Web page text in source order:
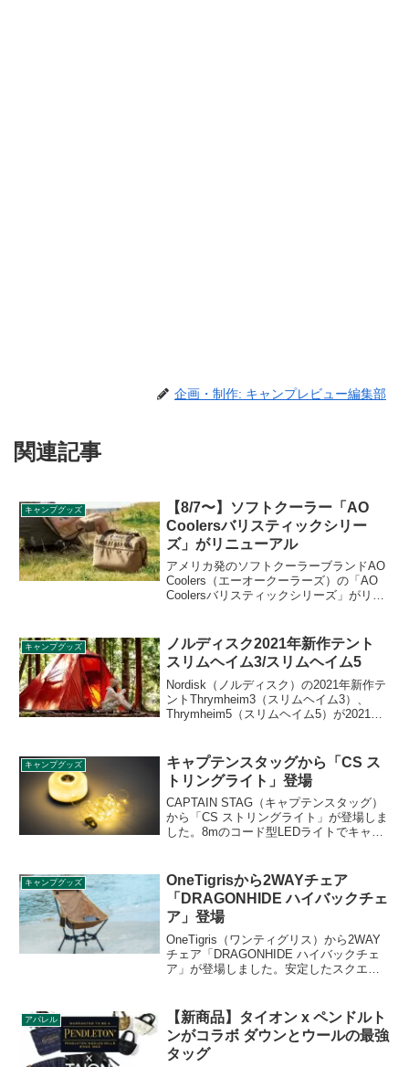
企画・制作: キャンプレビュー編集部
関連記事
キャンプグッズ
【8/7〜】ソフトクーラー「AO
Coolersバリスティックシリー
ズ」がリニューアル
アメリカ発のソフトクーラーブランドAO
Coolers（エーオークーラーズ）の「AO
Coolersバリスティックシリーズ」がリニ
ングが代理店になっています。詳細をレ
ビューします。
キャンプグッズ
ノルディスク2021年新作テント
スリムヘイム3/スリムヘイム5
Nordisk（ノルディスク）の2021年新作テ
ントThrymheim3（スリムヘイム3）、
Thrymheim5（スリムヘイム5）が2021年6
のサイズとなります。詳細をレビューし
ます。
キャンプグッズ
キャプテンスタッグから「CS ス
トリングライト」登場
CAPTAIN STAG（キャプテンスタッグ）
から「CS ストリングライト」が登場しま
した。8mのコード型LEDライトでキャン
使うことができ、テント出入口やインナ
ーテントの照明や飾り付けにぴったりの
アイテムです。詳細をレビューします。
キャンプグッズ
OneTigrisから2WAYチェア
「DRAGONHIDE ハイバックチェ
ア」登場
OneTigris（ワンティグリス）から2WAY
チェア「DRAGONHIDE ハイバックチェ
ア」が登場しました。安定したスクエア
調節ができる2WAYチェアです。詳細をレ
ビューします。
アパレル
【新商品】タイオン x ペンドルト
ンがコラボ ダウンとウールの最強
タッグ